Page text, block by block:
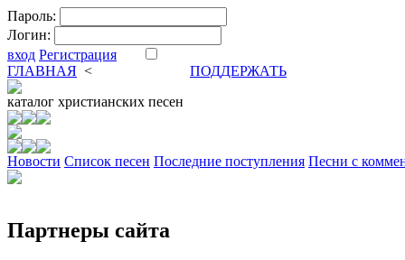
Пароль:
Логин:
вход Регистрация
ГЛАВНАЯ <
ПОДДЕРЖАТЬ
каталог христианских песен
Новости Cписок песен Последние поступления Песни с
Партнеры сайта